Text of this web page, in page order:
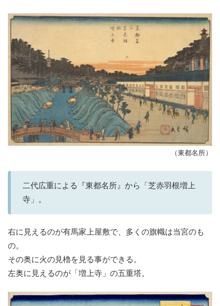
（東都名所）
二代広重による『東都名所』から「芝赤羽根増上
寺」。
右に見えるのが有馬家上屋敷で、多くの旗幟は当宮のも
の。
その奥に火の見櫓を見る事ができる。
左奥に見えるのが「増上寺」の五重塔。